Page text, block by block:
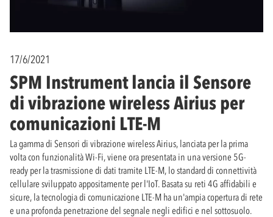
17/6/2021
SPM Instrument lancia il Sensore
di vibrazione wireless Airius per
comunicazioni LTE-M
La gamma di Sensori di vibrazione wireless Airius, lanciata per la prima
volta con funzionalità Wi-Fi, viene ora presentata in una versione 5G-
ready per la trasmissione di dati tramite LTE-M, lo standard di connettività
cellulare sviluppato appositamente per l'IoT. Basata su reti 4G affidabili e
sicure, la tecnologia di comunicazione LTE-M ha un'ampia copertura di rete
e una profonda penetrazione del segnale negli edifici e nel sottosuolo.